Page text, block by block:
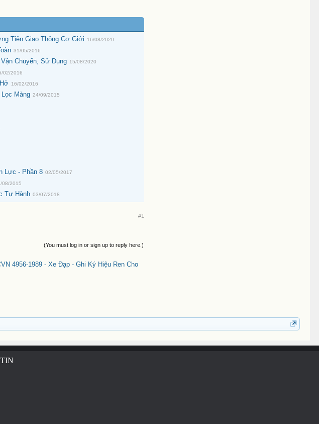
Tiện Giao Thông Cơ Giới 16/08/2020
31/05/2016
Chuyển, Sử Dụng 15/08/2020
02/2016
16/02/2016
Màng 24/09/2015
Lực - Phần 8 02/05/2017
08/2015
Tự Hành 03/07/2018
#1
(You must log in or sign up to reply here.)
4956-1989 - Xe Đạp - Ghi Ký Hiệu Ren Cho